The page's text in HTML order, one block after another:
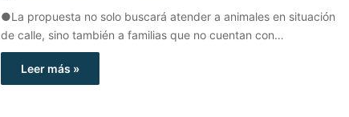
●La propuesta no solo buscará atender a animales en situación
de calle, sino también a familias que no cuentan con…
Leer más »